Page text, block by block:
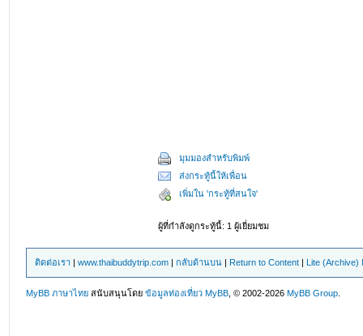
มุมมองสำหรับพิมพ์
ส่งกระทู้นี้ให้เพื่อน
เพิ่มใน 'กระทู้ที่สนใจ'
ผู้ที่กำลังดูกระทู้นี้: 1 ผู้เยี่ยมชม
ติดต่อเรา |www.thaibuddytrip.com |กลับด้านบน | Return to Content | Lite (Archive)
MyBB ภาษาไทย สนับสนุนโดยข้อมูลท่องเที่ยว MyBB , © 2002-2026MyBB Group